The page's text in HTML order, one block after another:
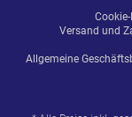
Versand und
Allgemeine